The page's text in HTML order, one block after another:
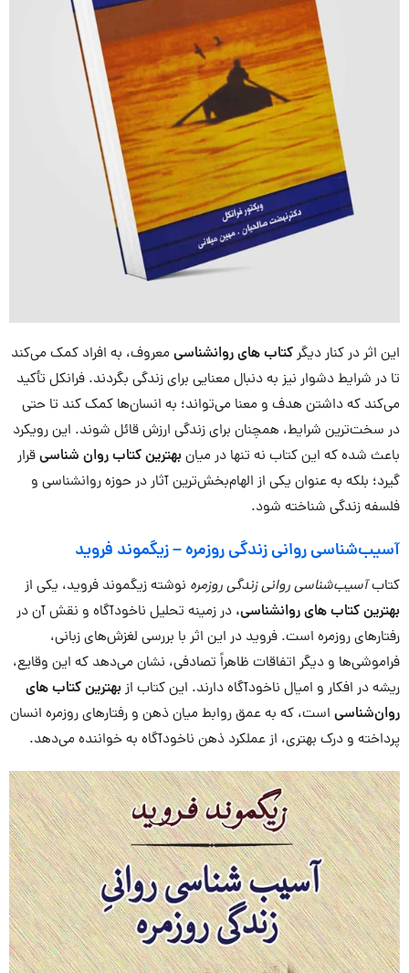
این اثر در کنار دیگرکتاب های روانشناسی معروف، به افراد کمک می‌کند
تا در شرایط دشوار نیز به دنبال معنایی برای زندگی بگردند. فرانکل تأکید
می‌کند که داشتن هدف و معنا می‌تواند؛ به انسان‌ها کمک کند تا حتی
در سخت‌ترین شرایط، همچنان برای زندگی ارزش قائل شوند. این رویکرد
باعث شده که این کتاب نه تنها در میانبهترین کتاب روان شناسیقرار
گیرد؛ بلکه به عنوان یکی از الهام‌بخش‌ترین آثار در حوزه روانشناسی و
فلسفه زندگی شناخته شود.
آسیب‌شناسی روانی زندگی روزمره–زیگموند فروید
کتابآسیب‌شناسی روانی زندگی روزمره نوشته زیگموند فروید، یکی از
بهترین کتاب های روانشناسی، در زمینه تحلیل ناخودآگاه و نقش آن در
رفتارهای روزمره است. فروید در این اثر با بررسی لغزش‌های زبانی،
فراموشی‌ها و دیگر اتفاقات ظاهراً تصادفی، نشان می‌دهد که این وقایع،
ریشه در افکار و امیال ناخودآگاه دارند. این کتاب ازبهترین کتاب های
روان‌شناسی است، که به عمق روابط میان ذهن و رفتارهای روزمره انسان
پرداخته و درک بهتری، از عملکرد ذهن ناخودآگاه به خواننده می‌دهد.